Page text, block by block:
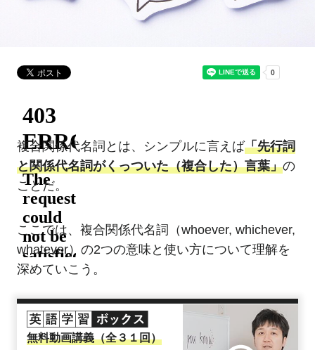
複合関係代名詞とは、シンプルに言えば「先行詞
と関係代名詞がくっついた（複合した）言葉」の
ことだ。
ここでは、複合関係代名詞（whoever, whichever,
whatever）の2つの意味と使い方について理解を
深めていこう。
無料動画講義（全３１回）